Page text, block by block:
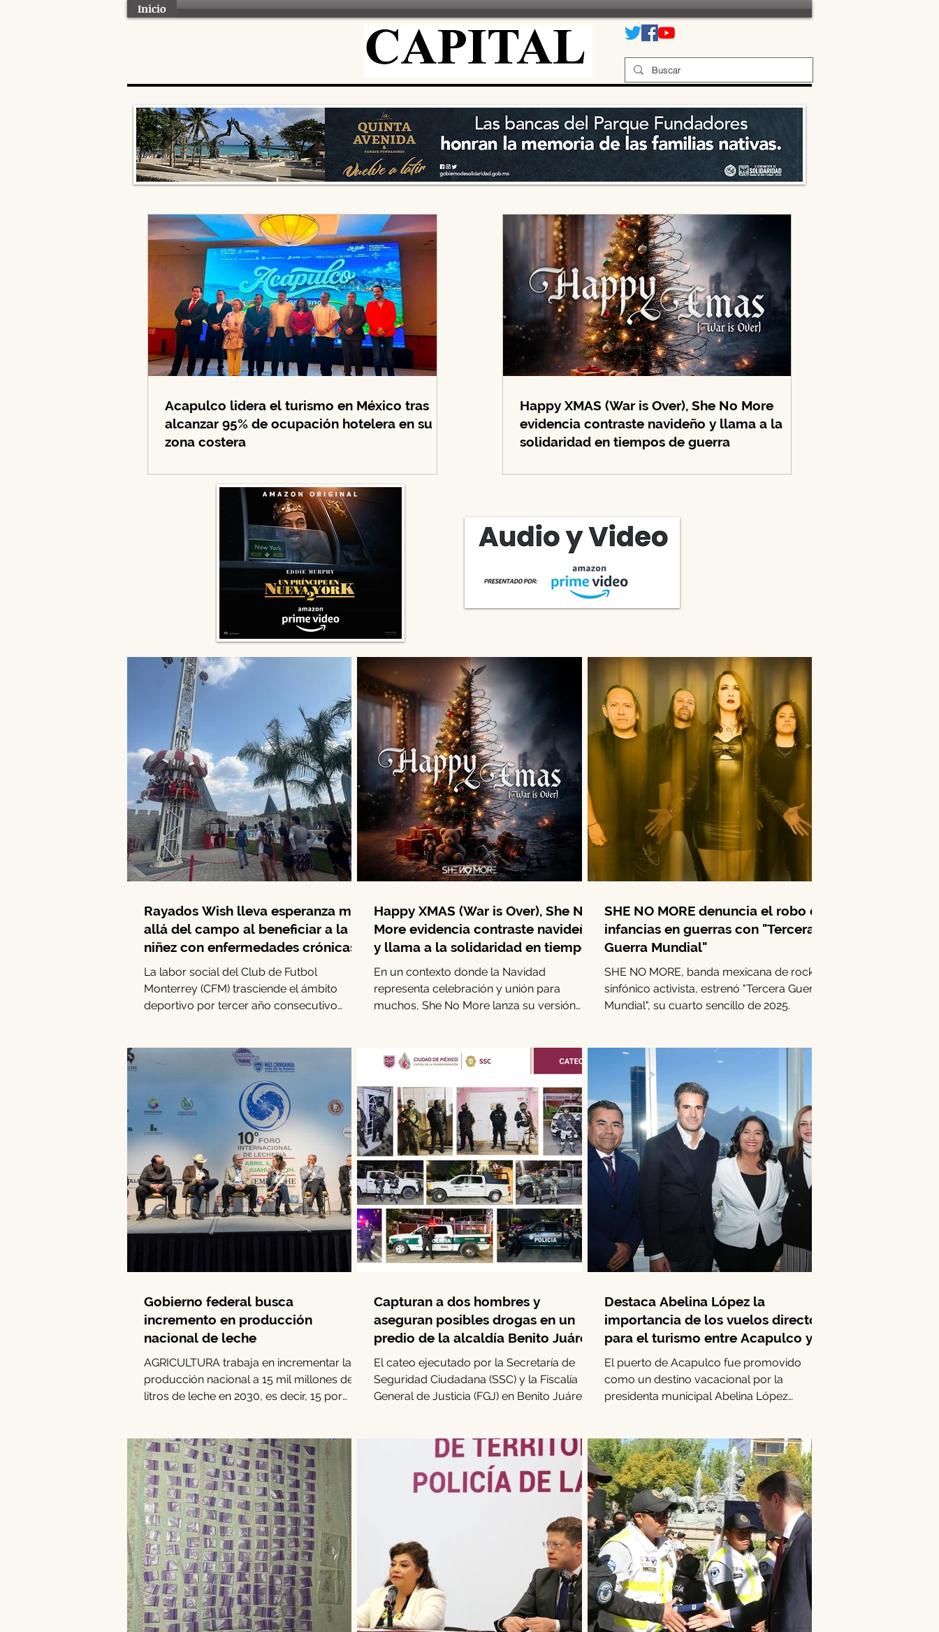
Inicio
Acapulco lidera el turismo en México tras
alcanzar 95% de ocupación hotelera en su
zona costera
Happy XMAS (War is Over), She No More
evidencia contraste navideño y llama a la
solidaridad en tiempos de guerra
Rayados Wish lleva esperanza más
allá del campo al beneficiar a la
niñez con enfermedades crónicas
La labor social del Club de Futbol
Monterrey (CFM) trasciende el ámbito
deportivo por tercer año consecutivo
situaciones médicas vulnerables para
generar experiencias orientadas a su
bienestar emocional y social. Durante esta
edición, el programa benefició a seis
familias con una dinámica especial
diseñada en alianza con Viva y la
Fundación Dr. Sonrisas. Entre el 24 y el 26
de abril, Sofía, André, Ma
Happy XMAS (War is Over), She No
More evidencia contraste navideño
y llama a la solidaridad en tiempos
de guerra
En un contexto donde la Navidad
representa celebración y unión para
muchos, She No More lanza su versión
personas en zonas de conflicto armado no
tienen motivos para festejar. La banda
mexicana transforma el clásico de John
Lennon y Yoko Ono en un llamado directo
a la empatía.
SHE NO MORE denuncia el robo de
infancias en guerras con "Tercera
Guerra Mundial"
SHE NO MORE, banda mexicana de rock
sinfónico activista, estrenó "Tercera Guerra
Mundial", su cuarto sencillo de 2025.
Gobierno federal busca
incremento en producción
nacional de leche
AGRICULTURA trabaja en incrementar la
producción nacional a 15 mil millones de
litros de leche en 2030, es decir, 15 por
Capturan a dos hombres y
aseguran posibles drogas en un
predio de la alcaldía Benito Juárez
El cateo ejecutado por la Secretaría de
Seguridad Ciudadana (SSC) y la Fiscalía
General de Justicia (FGJ) en Benito Juárez
Destaca Abelina López la
importancia de los vuelos directos
para el turismo entre Acapulco y
Monterrey
El puerto de Acapulco fue promovido
como un destino vacacional por la
presidenta municipal Abelina López